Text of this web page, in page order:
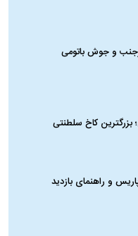
و جوش باتومی
کاخ سلطنتی
و راهنمای بازدید